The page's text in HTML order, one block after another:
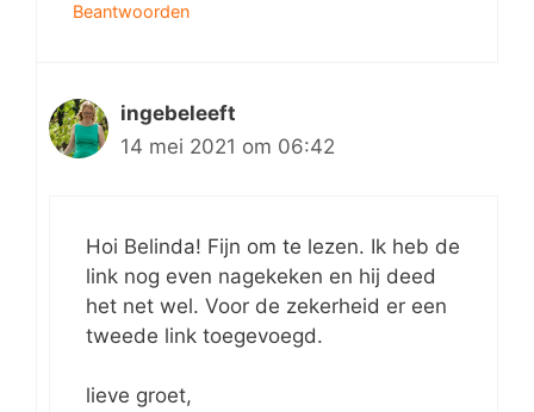
Beantwoorden
ingebeleeft
14 mei 2021 om 06:42
Hoi Belinda! Fijn om te lezen. Ik heb de
link nog even nagekeken en hij deed
het net wel. Voor de zekerheid er een
tweede link toegevoegd.
lieve groet,